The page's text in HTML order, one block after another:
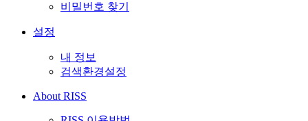
비밀번호 찾기
설정
내 정보
검색환경설정
About RISS